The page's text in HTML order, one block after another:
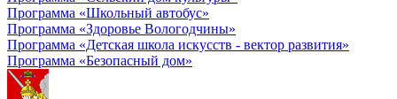
Программа «Школьный автобус»
Программа «Здоровье Вологодчины»
Программа «Детская школа искусств - вектор развития»
Программа «Безопасный дом»